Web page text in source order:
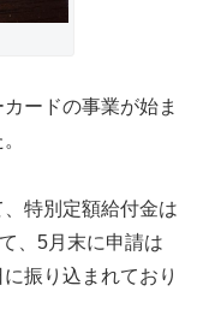
ードの事業が始ま
特別定額給付金は
、5月末に申請は
振り込まれており